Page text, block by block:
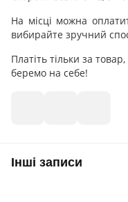
На місці можна
вибирайте зручний
Платіть тільки за
беремо на себе!
Інші записи